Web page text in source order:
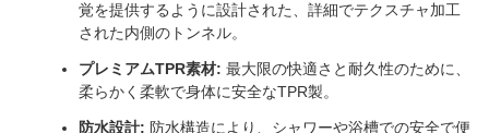
覚を提供するように設計された、詳細でテクスチャ加工
された内側のトンネル。
プレミアムTPR素材: 最大限の快適さと耐久性のために、
柔らかく柔軟で身体に安全なTPR製。
防水設計: 防水構造により、シャワーや浴槽での安全で便